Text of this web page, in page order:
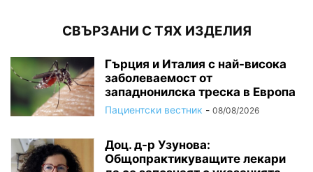
СВЪРЗАНИ С ТЯХ ИЗДЕЛИЯ
Гърция и Италия с най-висока
заболеваемост от
западнонилска треска в Европа
Пациентски вестник - 08/08/2026
Доц. д-р Узунова:
Общопрактикуващите лекари